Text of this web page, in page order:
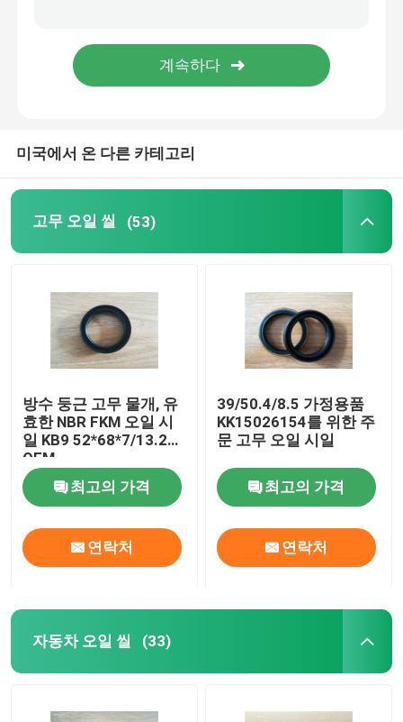
성형 고무 부품
금속 바다표범 어업 세탁기
가공 금속 부품
금속 담합과 잠그개
밸브 대 오일 시일
엔진 수리부품
섬유 동맥 패킹
미국에서 온 다른 카테고리
고무 오일 씰 (53)
방수 둥근 고무 물개, 유
효한 NBR FKM 오일 시
일 KB9 52*68*7/13.2
OEM
최고의 가격
연락처
39/50.4/8.5 가정용품
KK15026154를 위한 주
문 고무 오일 시일
최고의 가격
연락처
자동차 오일 씰 (33)